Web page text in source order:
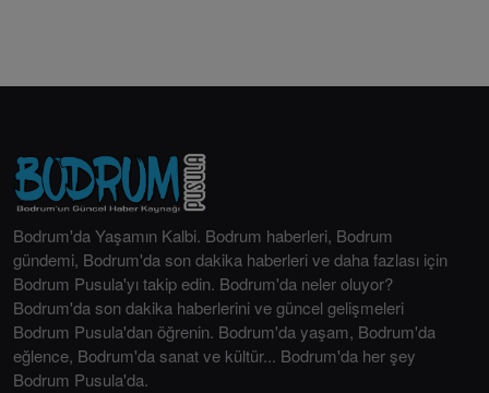
Bodrum'da Yaşamın Kalbi. Bodrum haberleri, Bodrum
gündemi, Bodrum'da son dakika haberleri ve daha fazlası için
Bodrum Pusula'yı takip edin. Bodrum'da neler oluyor?
Bodrum'da son dakika haberlerini ve güncel gelişmeleri
Bodrum Pusula'dan öğrenin. Bodrum'da yaşam, Bodrum'da
eğlence, Bodrum'da sanat ve kültür... Bodrum'da her şey
Bodrum Pusula'da.